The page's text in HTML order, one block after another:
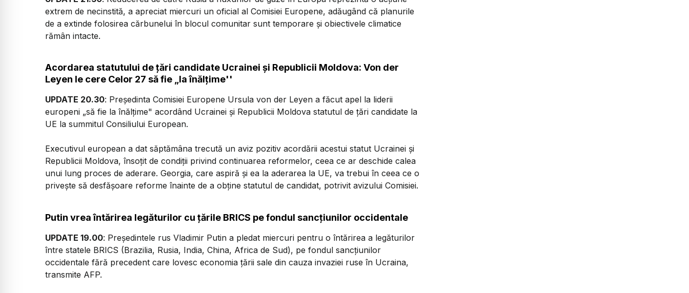
extrem de necinstită, a apreciat miercuri un oficial al Comisiei Europene, adăugând că planurile
de a extinde folosirea cărbunelui în blocul comunitar sunt temporare şi obiectivele climatice
rămân intacte.
Acordarea statutului de ţări candidate Ucrainei şi Republicii Moldova: Von der
Leyen le cere Celor 27 să fie „la înălţime''
UPDATE 20.30: Preşedinta Comisiei Europene Ursula von der Leyen a făcut apel la liderii
europeni „să fie la înălţime" acordând Ucrainei şi Republicii Moldova statutul de ţări candidate la
UE la summitul Consiliului European.
Executivul european a dat săptămâna trecută un aviz pozitiv acordării acestui statut Ucrainei şi
Republicii Moldova, însoţit de condiţii privind continuarea reformelor, ceea ce ar deschide calea
unui lung proces de aderare. Georgia, care aspiră şi ea la aderarea la UE, va trebui în ceea ce o
priveşte să desfăşoare reforme înainte de a obţine statutul de candidat, potrivit avizului Comisiei.
Putin vrea întărirea legăturilor cu ţările BRICS pe fondul sancţiunilor occidentale
UPDATE 19.00: Preşedintele rus Vladimir Putin a pledat miercuri pentru o întărirea a legăturilor
între statele BRICS (Brazilia, Rusia, India, China, Africa de Sud), pe fondul sancţiunilor
occidentale fără precedent care lovesc economia ţării sale din cauza invaziei ruse în Ucraina,
transmite AFP.